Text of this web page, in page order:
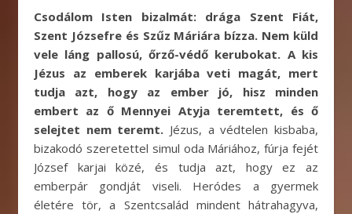
Csodálom Isten bizalmát: drága Szent Fiát,
Szent Józsefre és Szűz Máriára bízza. Nem küld
vele láng pallosú, őrző-védő kerubokat. A kis
Jézus az emberek karjába veti magát, mert
tudja azt, hogy az ember jó, hisz minden
embert az ő Mennyei Atyja teremtett, és ő
selejtet nem teremt. Jézus, a védtelen kisbaba,
bizakodó szeretettel simul oda Máriához, fúrja fejét
József karjai közé, és tudja azt, hogy ez az
emberpár gondját viseli. Heródes a gyermek
életére tör, a Szentcsalád mindent hátrahagyva,